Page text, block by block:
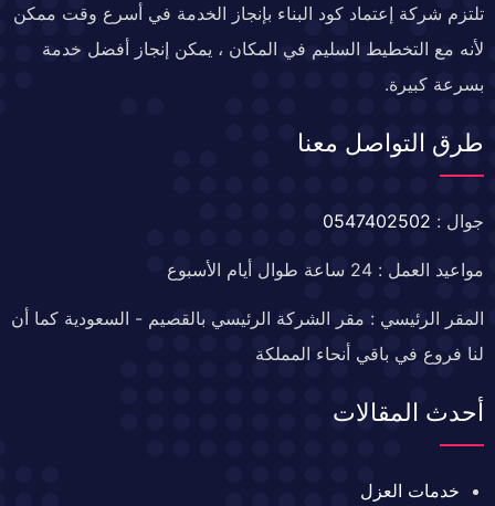
تلتزم شركة إعتماد كود البناء بإنجاز الخدمة في أسرع وقت ممكن
لأنه مع التخطيط السليم في المكان ، يمكن إنجاز أفضل خدمة
بسرعة كبيرة.
طرق التواصل معنا
جوال : 0547402502
مواعيد العمل : 24 ساعة طوال أيام الأسبوع
المقر الرئيسي : مقر الشركة الرئيسي بالقصيم - السعودية كما أن
لنا فروع في باقي أنحاء المملكة
أحدث المقالات
خدمات العزل